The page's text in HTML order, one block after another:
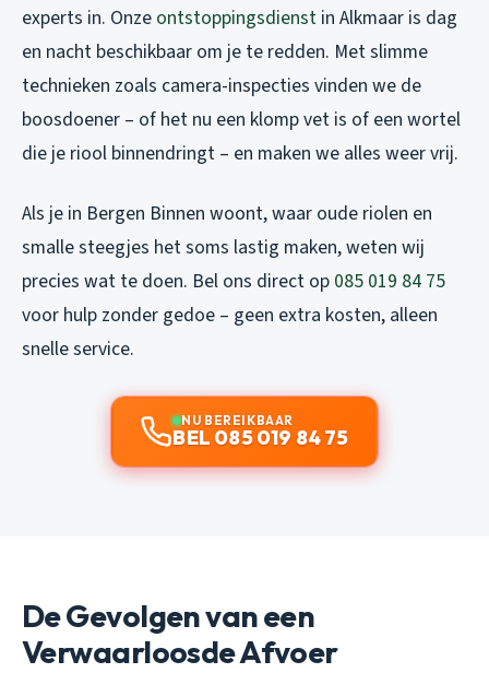
experts in. Onze ontstoppingsdienst in Alkmaar is dag
en nacht beschikbaar om je te redden. Met slimme
technieken zoals camera-inspecties vinden we de
boosdoener – of het nu een klomp vet is of een wortel
die je riool binnendringt – en maken we alles weer vrij.
Als je in Bergen Binnen woont, waar oude riolen en
smalle steegjes het soms lastig maken, weten wij
precies wat te doen. Bel ons direct op 085 019 84 75
voor hulp zonder gedoe – geen extra kosten, alleen
snelle service.
NU BEREIKBAAR
BEL 085 019 84 75
De Gevolgen van een
Verwaarloosde Afvoer